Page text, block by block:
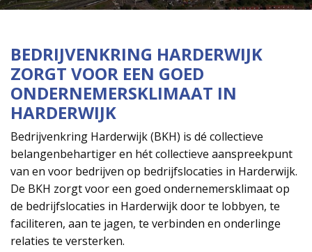
BEDRIJVENKRING HARDERWIJK
ZORGT VOOR EEN GOED
ONDERNEMERSKLIMAAT IN
HARDERWIJK
Bedrijvenkring Harderwijk (BKH) is dé collectieve
belangenbehartiger en hét collectieve aanspreekpunt
van en voor bedrijven op bedrijfslocaties in Harderwijk.
De BKH zorgt voor een goed ondernemersklimaat op
de bedrijfslocaties in Harderwijk door te lobbyen, te
faciliteren, aan te jagen, te verbinden en onderlinge
relaties te versterken.